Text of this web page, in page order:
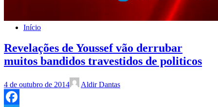
Início
Revelações de Youssef vão derrubar
muitos bandidos travestidos de politicos
4 de outubro de 2014 Aldir Dantas